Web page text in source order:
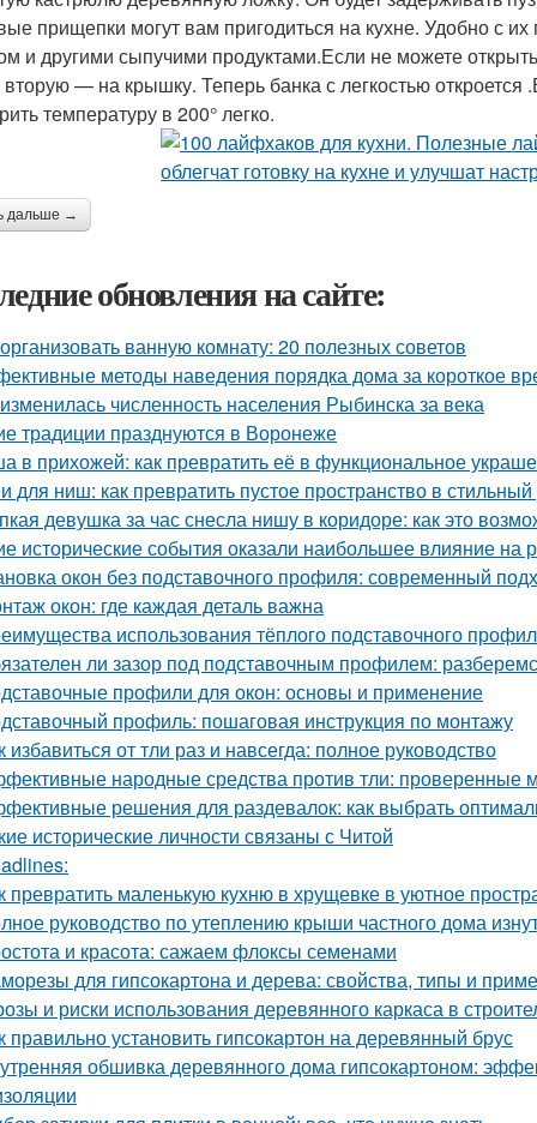
прищепки могут вам пригодиться на кухне. Удобно с
и другими сыпучими продуктами.Если не можете
вторую — на крышку. Теперь банка с легкостью откроется
температуру в 200° легко.
дальше →
обновления на сайте:
ванную комнату: 20 полезных советов
методы наведения порядка дома за короткое
численность населения Рыбинска за века
традиции празднуются в Воронеже
в прихожей: как превратить её в функциональное
для ниш: как превратить пустое пространство в
девушка за час снесла нишу в коридоре: как это
исторические события оказали наибольшее влияние на
окон без подставочного профиля: современный
окон: где каждая деталь важна
использования тёплого подставочного
ли зазор под подставочным профилем:
профили для окон: основы и применение
профиль: пошаговая инструкция по монтажу
избавиться от тли раз и навсегда: полное руководство
народные средства против тли: проверенные
решения для раздевалок: как выбрать
исторические личности связаны с Читой
превратить маленькую кухню в хрущевке в уютное
руководство по утеплению крыши частного дома
и красота: сажаем флоксы семенами
для гипсокартона и дерева: свойства, типы и
и риски использования деревянного каркаса в
правильно установить гипсокартон на деревянный брус
обшивка деревянного дома гипсокартоном: